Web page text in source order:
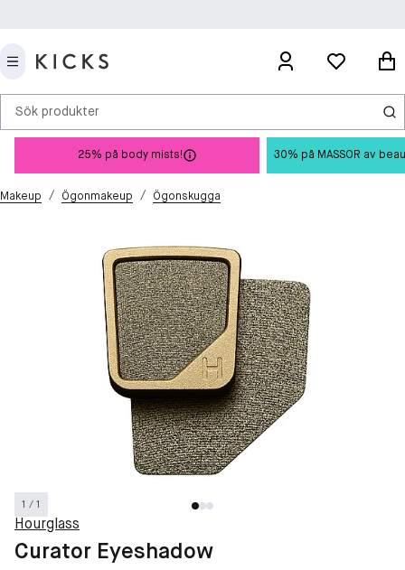
Sök produkter
25% på body mists! 30% på MASSOR av
Makeup / Ögonmakeup / Ögonskugga
1 / 1
Hourglass
Curator Eyeshadow